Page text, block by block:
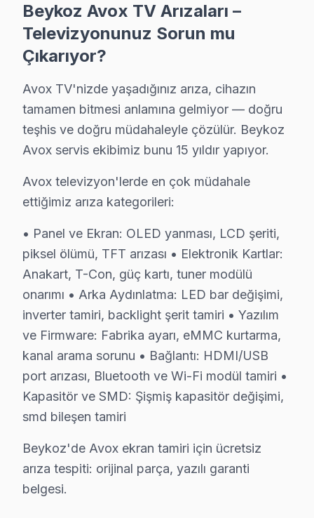
Göksu Mahallesi, hem doğal güzellikleri hem de
Göllü'de Avox TV Servisi
Görele'de Avox TV Servisi
Görele Mahallesi, Beykoz'un taşra havasını
Göztepe Mahallesi, teknoloji ihtiyaçları açısından
Gümüşsuyu Mahallesi, Beykoz'un sakin köy
İncirköy'de Avox TV Servisi
İncirköy Mahallesi, doğal güzellikleri ile teknoloji
İshaklı'da Avox TV Servisi
İshaklı Mahallesi, Beykoz'un doğal dokusunu
Kanlıca'da Avox TV Servisi
Kanlıca, genelde ailelerin tercih ettiği bir yerleşim
Kavacık'ta Avox TV Servisi
Kavacık, genç nüfus yapısıyla dikkat çekerken,
Beykoz Avox TV Arızaları –
Televizyonunuz Sorun mu
Çıkarıyor?
Avox TV'nizde yaşadığınız arıza, cihazın
tamamen bitmesi anlamına gelmiyor — doğru
teşhis ve doğru müdahaleyle çözülür. Beykoz
Avox servis ekibimiz bunu 15 yıldır yapıyor.
Avox televizyon'lerde en çok müdahale
ettiğimiz arıza kategorileri:
• Panel ve Ekran: OLED yanması, LCD şeriti,
piksel ölümü, TFT arızası • Elektronik Kartlar:
Anakart, T-Con, güç kartı, tuner modülü
onarımı • Arka Aydınlatma: LED bar değişimi,
inverter tamiri, backlight şerit tamiri • Yazılım
ve Firmware: Fabrika ayarı, eMMC kurtarma,
kanal arama sorunu • Bağlantı: HDMI/USB
port arızası, Bluetooth ve Wi-Fi modül tamiri •
Kapasitör ve SMD: Şişmiş kapasitör değişimi,
smd bileşen tamiri
Beykoz'de Avox ekran tamiri için ücretsiz
arıza tespiti: orijinal parça, yazılı garanti
belgesi.